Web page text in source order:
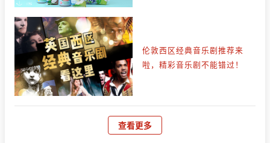
伦敦西区经典音乐剧推荐来
啦，精彩音乐剧不能错过！
查看更多